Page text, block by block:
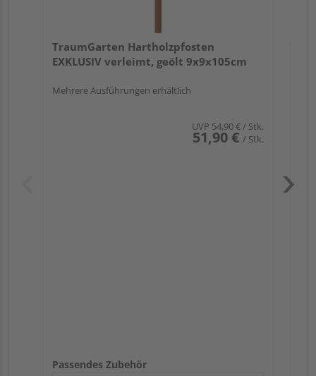
TraumGarten Hartholzpfosten
EXKLUSIV verleimt, geölt 9x9x105cm
Mehrere Ausführungen erhältlich
UVP 54,90 €/ Stk.
51,90 € / Stk.
Passendes Zubehör